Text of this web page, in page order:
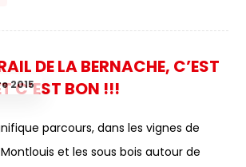
DE LA BERNACHE, C’EST
C’EST BON !!!
2015
parcours, dans les vignes de
et les sous bois autour de